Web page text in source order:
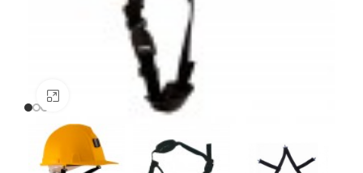
Clic para ampliar